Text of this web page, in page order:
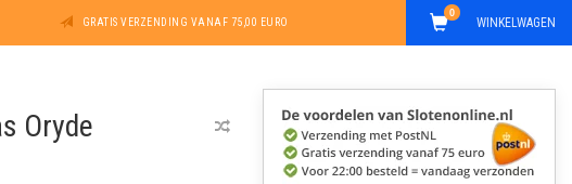
GRATIS VERZENDING VANAF 75,00 EURO WINKELWAGEN
0
Oryde